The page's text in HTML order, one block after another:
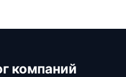
компаний